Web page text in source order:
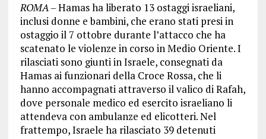
ROMA– Hamas ha liberato 13 ostaggi israeliani,
inclusi donne e bambini, che erano stati presi in
ostaggio il 7 ottobre durante l’attacco che ha
scatenato le violenze in corso in Medio Oriente. I
rilasciati sono giunti in Israele, consegnati da
Hamas ai funzionari della Croce Rossa, che li
hanno accompagnati attraverso il valico di Rafah,
dove personale medico ed esercito israeliano li
attendeva con ambulanze ed elicotteri. Nel
frattempo, Israele ha rilasciato 39 detenuti